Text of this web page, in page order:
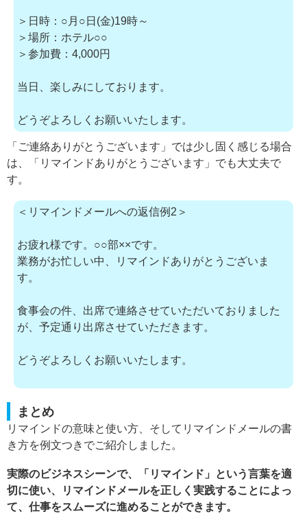
＞日時：○月○日(金)19時～
＞場所：ホテル○○
＞参加費：4,000円
当日、楽しみにしております。
どうぞよろしくお願いいたします。
「ご連絡ありがとうございます」では少し固く感じる場合
は、「リマインドありがとうございます」でも大丈夫で
す。
＜リマインドメールへの返信例2＞
お疲れ様です。○○部××です。
業務がお忙しい中、リマインドありがとうございま
す。
食事会の件、出席で連絡させていただいておりました
が、予定通り出席させていただきます。
どうぞよろしくお願いいたします。
まとめ
リマインドの意味と使い方、そしてリマインドメールの書
き方を例文つきでご紹介しました。
実際のビジネスシーンで、「リマインド」という言葉を適
切に使い、リマインドメールを正しく実践することによっ
て、仕事をスムーズに進めることができます。